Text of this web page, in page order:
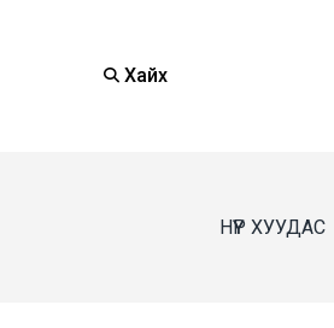
Хайх
НҮҮР ХУУДАС